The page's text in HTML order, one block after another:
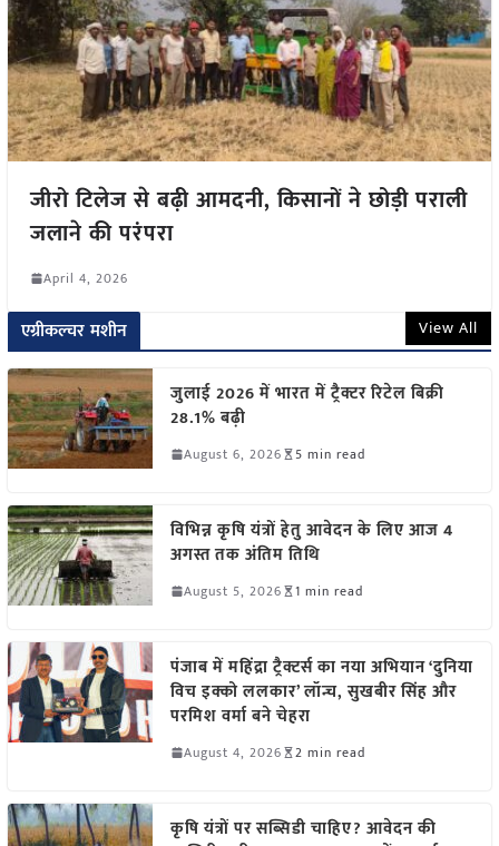
जीरो टिलेज से बढ़ी आमदनी, किसानों ने छोड़ी पराली
जलाने की परंपरा
April 4, 2026
एग्रीकल्चर मशीन View All
जुलाई 2026 में भारत में ट्रैक्टर रिटेल बिक्री
28.1% बढ़ी
August 6, 2026 5 min read
विभिन्न कृषि यंत्रों हेतु आवेदन के लिए आज 4
अगस्त तक अंतिम तिथि
August 5, 2026 1 min read
पंजाब में महिंद्रा ट्रैक्टर्स का नया अभियान ‘दुनिया
विच इक्को ललकार’ लॉन्च, सुखबीर सिंह और
परमिश वर्मा बने चेहरा
August 4, 2026 2 min read
कृषि यंत्रों पर सब्सिडी चाहिए? आवेदन की